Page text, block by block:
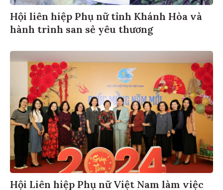
Hội liên hiệp Phụ nữ tỉnh Khánh Hòa và
hành trình san sẻ yêu thương
Hội Liên hiệp Phụ nữ Việt Nam làm việc